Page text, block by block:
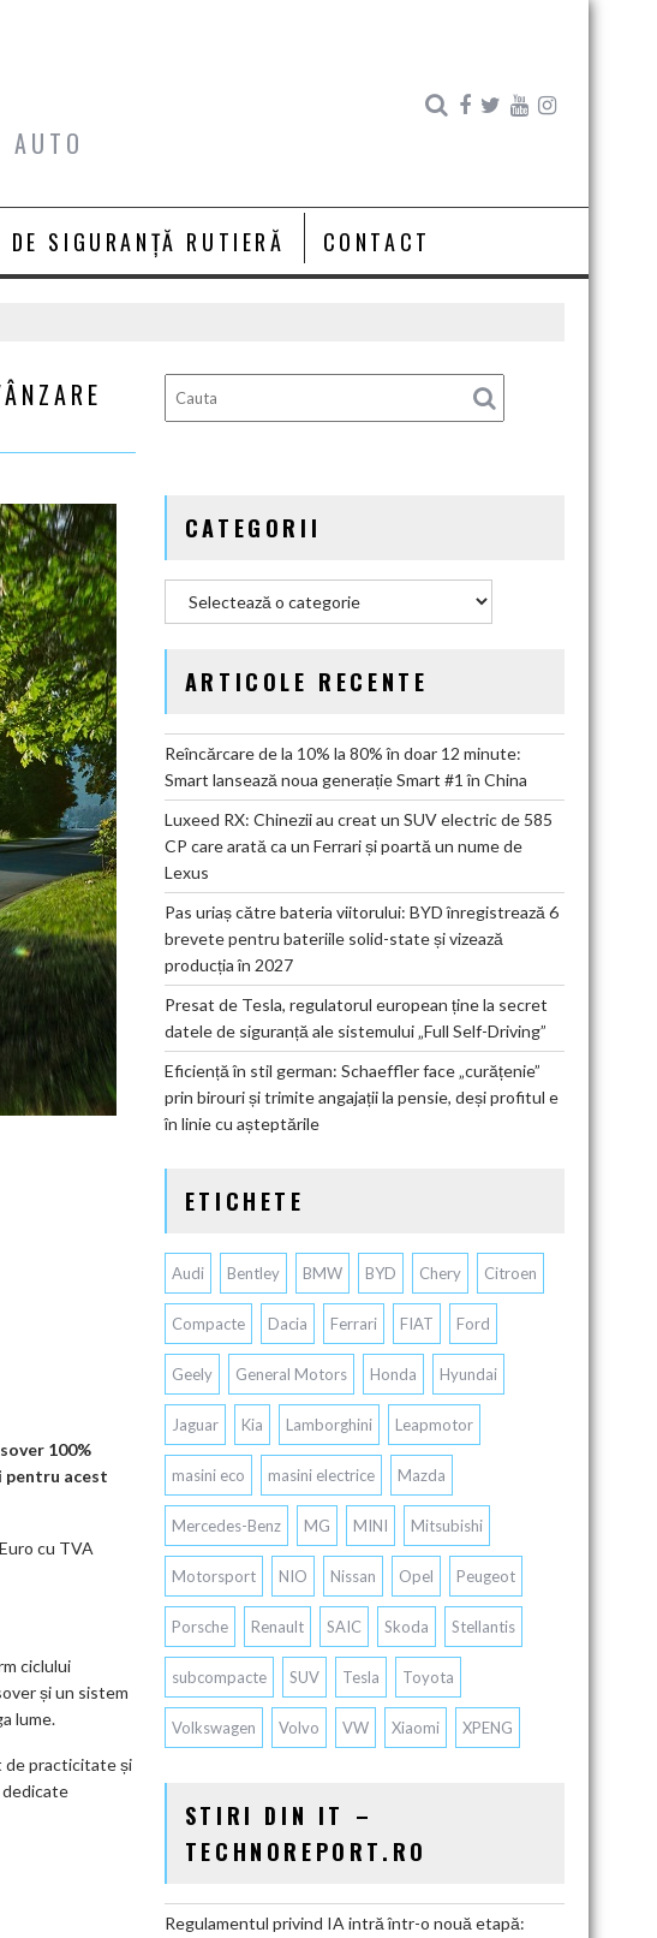
DE SIGURANȚĂ RUTIERĂ CONTACT
100%
pentru acest
cu TVA
ciclului
și un sistem
lume.
de practicitate și
dedicate
CATEGORII
ARTICOLE RECENTE
Reîncărcare de la 10% la 80% în doar 12 minute:
Smart lansează noua generație Smart #1 în China
Luxeed RX: Chinezii au creat un SUV electric de 585
CP care arată ca un Ferrari și poartă un nume de
Lexus
Pas uriaș către bateria viitorului: BYD înregistrează 6
brevete pentru bateriile solid-state și vizează
producția în 2027
Presat de Tesla, regulatorul european ține la secret
datele de siguranță ale sistemului „Full Self-Driving”
Eficiență în stil german: Schaeffler face „curățenie”
prin birouri și trimite angajații la pensie, deși profitul e
în linie cu așteptările
ETICHETE
Audi Bentley BMW BYD Chery Citroen
Compacte Dacia Ferrari FIAT Ford
Geely General Motors Honda Hyundai
Jaguar Kia Lamborghini Leapmotor
masini eco masini electrice Mazda
Mercedes-Benz MG MINI Mitsubishi
Motorsport NIO Nissan Opel Peugeot
Porsche Renault SAIC Skoda Stellantis
subcompacte SUV Tesla Toyota
Volkswagen Volvo VW Xiaomi XPENG
STIRI DIN IT –
TECHNOREPORT.RO
Regulamentul privind IA intră într-o nouă etapă: